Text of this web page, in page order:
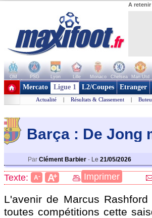
A retenir
OM PSG Lyon Lille Monaco Chelsea Man Utd
+ de clubs
Mercato Ligue 1 L2/Coupes Etranger
Actualité | Résultats & Classement |
Barça : De Jong
Par Clément Barbier - Le 21/05/2026
Texte: A- A+ Imprimer
L'avenir de Marcus Rashford
toutes compétitions cette